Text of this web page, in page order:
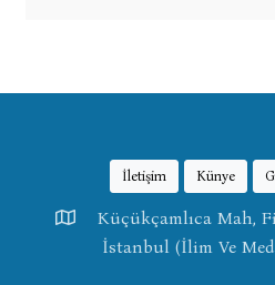
İletişim Künye
Küçükçamlıca Mah,
İstanbul (İlim Ve